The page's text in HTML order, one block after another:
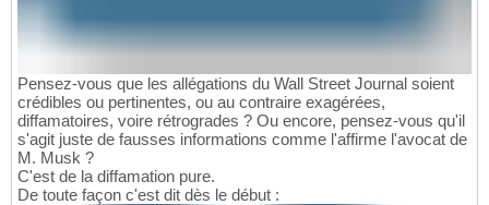
Pensez-vous que les allégations du Wall Street Journal soient
crédibles ou pertinentes, ou au contraire exagérées,
diffamatoires, voire rétrogrades ? Ou encore, pensez-vous qu'il
s'agit juste de fausses informations comme l'affirme l'avocat de
M. Musk ?
C'est de la diffamation pure.
De toute façon c'est dit dès le début :